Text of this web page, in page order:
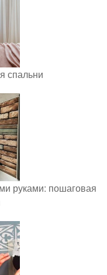
спальни
руками: пошаговая